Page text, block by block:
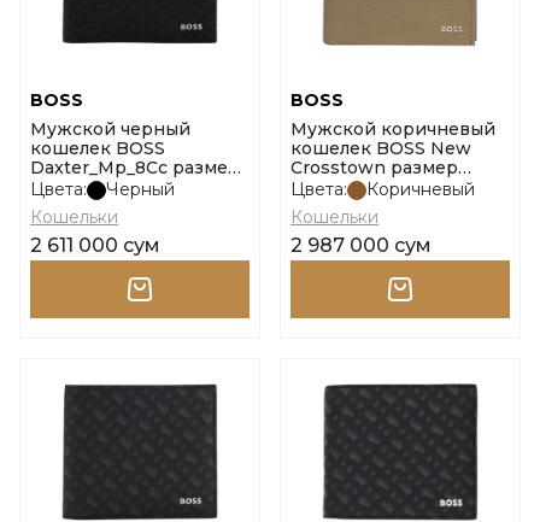
BOSS
Мужской черный
кошелек BOSS
Daxter_Mp_8Cc размер
onesi
Цвета:
Черный
Кошельки
2 611 000 сум
BOSS
Мужской коричневый
кошелек BOSS New
Crosstown размер
onesi
Цвета:
Коричневый
Кошельки
2 987 000 сум